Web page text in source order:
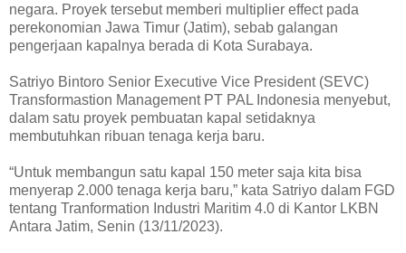
negara. Proyek tersebut memberi multiplier effect pada
perekonomian Jawa Timur (Jatim), sebab galangan
pengerjaan kapalnya berada di Kota Surabaya.
Satriyo Bintoro Senior Executive Vice President (SEVC)
Transformastion Management PT PAL Indonesia menyebut,
dalam satu proyek pembuatan kapal setidaknya
membutuhkan ribuan tenaga kerja baru.
“Untuk membangun satu kapal 150 meter saja kita bisa
menyerap 2.000 tenaga kerja baru,” kata Satriyo dalam FGD
tentang Tranformation Industri Maritim 4.0 di Kantor LKBN
Antara Jatim, Senin (13/11/2023).